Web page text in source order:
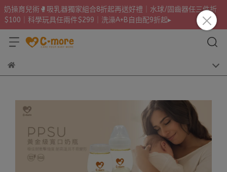
奶操育兒術🥊吸乳器獨家組合8折起再送好禮｜水球/固齒器任三件折
$100｜科學玩具任兩件$299｜洗澡A+B自由配9折起▸